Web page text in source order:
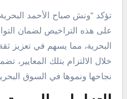
تؤكد “ونش صباح الأحمد
على هذه التراخيص لضمان
البحرية، مما يسهم في تعزيز
خلال الالتزام بتلك المعايير،
نجاحها ونموها في السوق